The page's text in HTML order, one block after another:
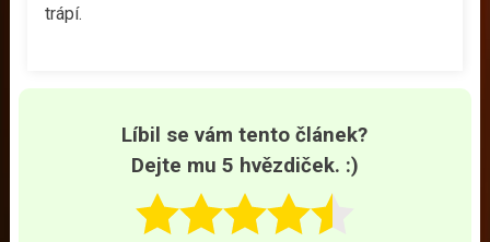
trápí.
Líbil se vám tento článek?
Dejte mu 5 hvězdiček. :)